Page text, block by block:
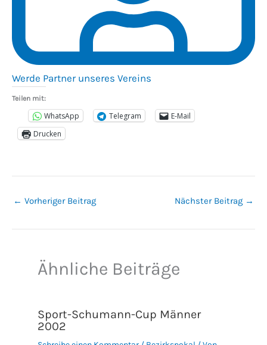
Werde Partner unseres Vereins
Teilen mit:
WhatsApp Telegram
E-Mail
Drucken
← Vorheriger Beitrag Nächster Beitrag →
Ähnliche Beiträge
Sport-Schumann-Cup Männer
2002